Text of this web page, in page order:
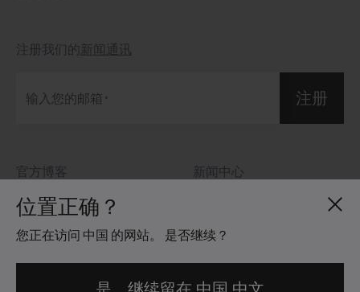
位置正确？
您正在访问 中国 的网站。 是否继续？
官方博客
关于我们
招贤纳士
新闻中心
社区准则
注册我们的新闻通讯
输入您的邮箱 注册